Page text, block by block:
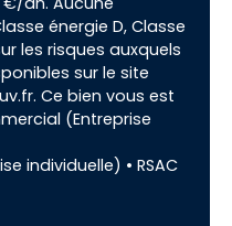
énergie D, Classe
les risques auxquels
sur le site
Ce bien vous est
(Entreprise
individuelle) • RSAC